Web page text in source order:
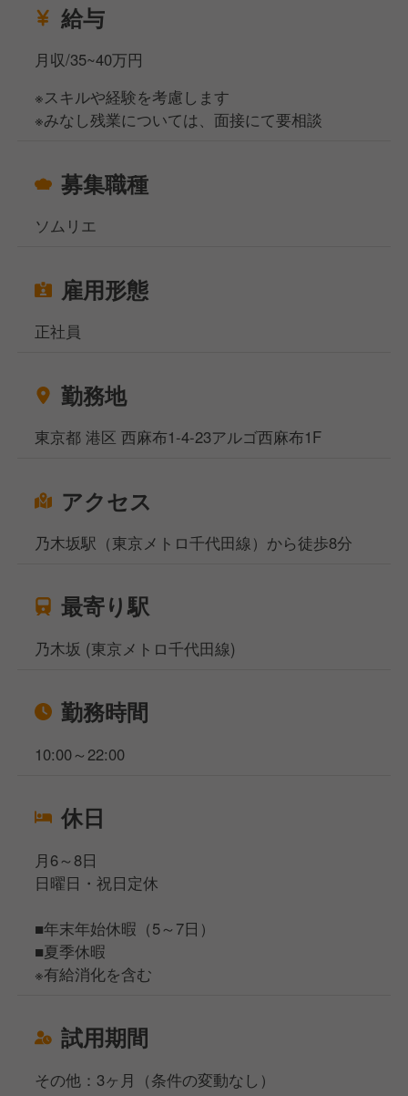
給与
月収/35~40万円
※スキルや経験を考慮します
※みなし残業については、面接にて要相談
募集職種
ソムリエ
雇用形態
正社員
勤務地
東京都 港区 西麻布1-4-23アルゴ西麻布1F
アクセス
乃木坂駅（東京メトロ千代田線）から徒歩8分
最寄り駅
乃木坂 (東京メトロ千代田線)
勤務時間
10:00～22:00
休日
月6～8日
日曜日・祝日定休
■年末年始休暇（5～7日）
■夏季休暇
※有給消化を含む
試用期間
その他：3ヶ月（条件の変動なし）